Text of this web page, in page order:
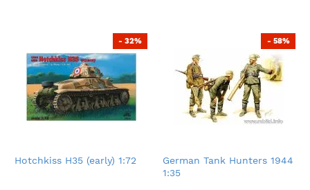
Hotchkiss H35 (early) 1:72
- 32%
German Tank Hunters 1944
1:35
- 58%